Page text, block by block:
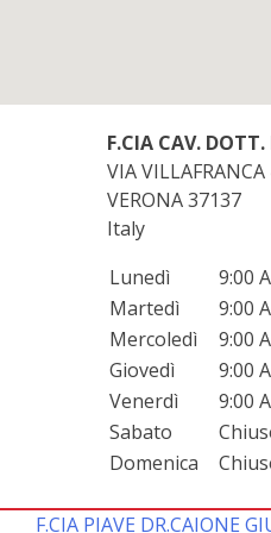
F.CIA CAV.
VIA VILLAFRANCA
VERONA37137
Italy
Lunedì
9:00
Martedì
9:00
Mercoledì
9:00
Giovedì
9:00
Venerdì
9:00
Sabato
Domenica
F.CIA PIAVE DR.CAIONE